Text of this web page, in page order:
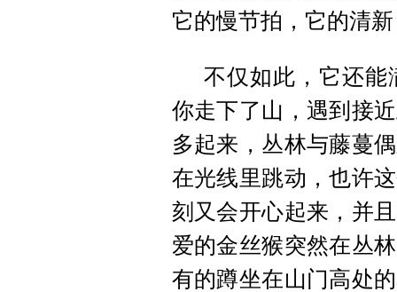
它的慢节拍，它的清
不仅如此，它还能
你走下了山，遇到接
多起来，丛林与藤蔓
在光线里跳动，也许
刻又会开心起来，并
爱的金丝猴突然在丛
有的蹲坐在山门高处